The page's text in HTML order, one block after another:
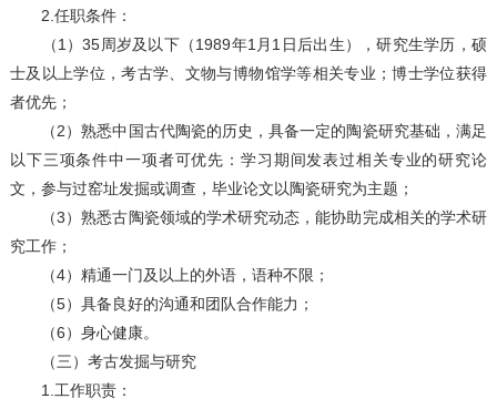
2.任职条件：
（1）35周岁及以下（1989年1月1日后出生），研究生学历，硕
士及以上学位，考古学、文物与博物馆学等相关专业；博士学位获得
者优先；
（2）熟悉中国古代陶瓷的历史，具备一定的陶瓷研究基础，满足
以下三项条件中一项者可优先：学习期间发表过相关专业的研究论
文，参与过窑址发掘或调查，毕业论文以陶瓷研究为主题；
（3）熟悉古陶瓷领域的学术研究动态，能协助完成相关的学术研
究工作；
（4）精通一门及以上的外语，语种不限；
（5）具备良好的沟通和团队合作能力；
（6）身心健康。
（三）考古发掘与研究
1.工作职责：